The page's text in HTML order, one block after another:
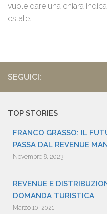
vuole dare una chiara
estate.
SEGUICI:
TOP STORIES
FRANCO GRASSO: IL
PASSA DAL REVENUE
Novembre 8, 2023
REVENUE E
DOMANDA TURISTICA
Marzo 10, 2021